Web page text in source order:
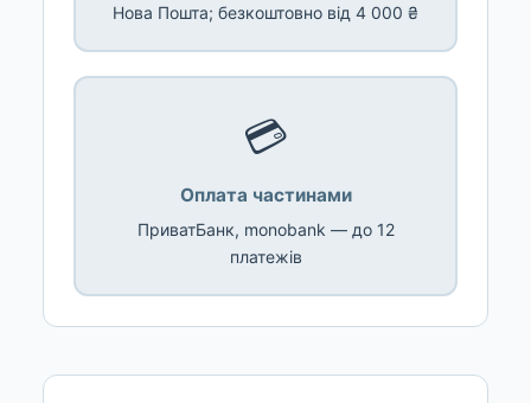
Нова Пошта; безкоштовно від 4 000 ₴
💳
Оплата частинами
ПриватБанк, monobank — до 12
платежів